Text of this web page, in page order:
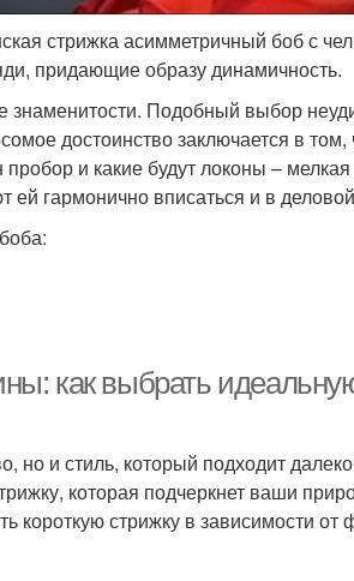
стрижка асимметричный боб с
придающие образу динамичность.
знаменитости. Подобный выбор
достоинство заключается в
пробор и какие будут локоны –
ей гармонично вписаться и в
как выбрать
но и стиль, который подходит
которая подчеркнет ваши
короткую стрижку в зависимости